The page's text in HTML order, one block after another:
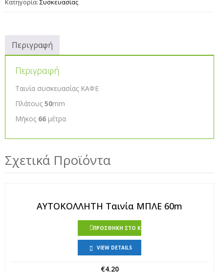
Κατηγορία: Συσκευασίας
Περιγραφή
Περιγραφή
Ταινία συσκευασίας ΚΑΦΕ
Πλάτους 50mm
Μήκος 66 μέτρα
Σχετικά Προϊόντα
ΑΥΤΟΚΟΛΛΗΤΗ Ταινία ΜΠΛΕ 60m
ΠΡΟΣΘΉΚΗ ΣΤΟ ΚΑΛΆΘΙ
VIEW DETAILS
€4.20